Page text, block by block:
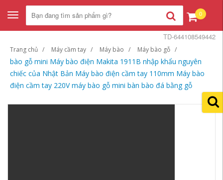
Toggle
navigation
0
Trang chủ Máy cầm tay Máy bào Máy bào gỗ
bào gỗ mini Máy bào điện Makita 1911B nhập khẩu nguyên
chiếc của Nhật Bản Máy bào điện cầm tay 110mm Máy bào
điện cầm tay 220V máy bào gỗ mini bàn bào đá bằng gỗ
TD-644108549442